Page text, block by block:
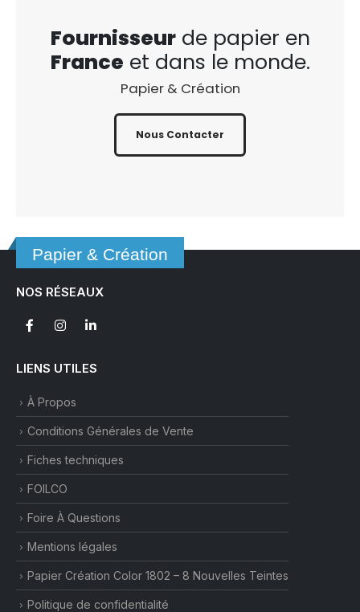
Fournisseurde papier en
France et dans le monde.
Papier & Création
Nous Contacter
Papier & Création
NOS RÉSEAUX
LIENS UTILES
À Propos
Conditions Générales de Vente
Fiches techniques
FOILCO
Foire À Questions
Mentions légales
Papier Création Color 1802 – 8 Nouvelles Teintes
Politique de confidentialité